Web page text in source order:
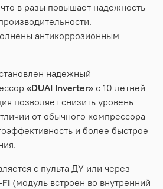
в разы повышает надежность
антикоррозионным
надежный
«DUAI Inverter» с 10 летней
позволяет снизить уровень
от обычного компрессора
и более быстрое
с пульта ДУ или через
(модуль встроен во внутренний